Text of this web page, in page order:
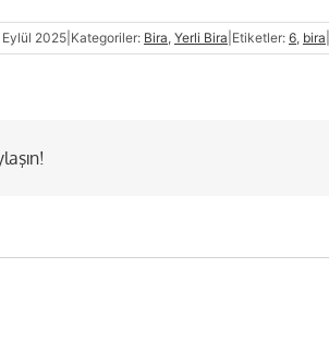
Eylül 2025 Kategoriler: Bira, Yerli Bira Etiketler: 6, bira